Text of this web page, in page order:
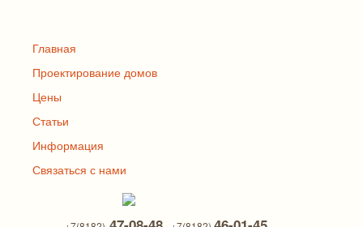
Главная
Проектирование домов
Цены
Статьи
Информация
Связаться с нами